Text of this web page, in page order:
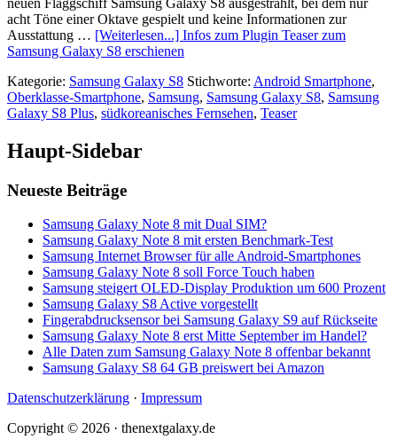
acht Töne einer Oktave gespielt und keine Informationen zur
Ausstattung … [Weiterlesen...] Infos zum Plugin Teaser zum
Samsung Galaxy S8 erschienen
Kategorie: Samsung Galaxy S8 Stichworte: Android Smartphone,
Oberklasse-Smartphone, Samsung, Samsung Galaxy S8, Samsung
Galaxy S8 Plus, südkoreanisches Fernsehen, Teaser
Haupt-Sidebar
Neueste Beiträge
Samsung Galaxy Note 8 mit Dual SIM?
Samsung Galaxy Note 8 mit ersten Benchmark-Test
Samsung Internet Browser für alle Android-Smartphones
Samsung Galaxy Note 8 soll Force Touch haben
Samsung steigert OLED-Display Produktion um 600 Prozent
Samsung Galaxy S8 Active vorgestellt
Fingerabdrucksensor bei Samsung Galaxy S9 auf Rückseite
Samsung Galaxy Note 8 erst Mitte September im Handel?
Alle Daten zum Samsung Galaxy Note 8 offenbar bekannt
Samsung Galaxy S8 64 GB preiswert bei Amazon
Datenschutzerklärung · Impressum
Copyright © 2026 · thenextgalaxy.de